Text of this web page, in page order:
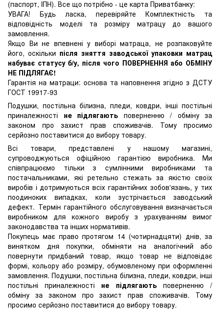
(паспорт, ІПН). Все що потрібно - це карта Приватбанку:
УВАГА! Будь ласка, перевіряйте Комплектність та
відповідність моделі та розміру матрацу до вашого
замовлення.
Якщо Ви не впевнені у виборі матраца, не розпаковуйте
його, оскільки після зняття заводської упаковки матрац
набуває статусу б/у, після чого ПОВЕРНЕННЯ або ОБМІНУ
НЕ ПІДЛЯГАЄ!
Гарантія на матраци: основа та наповнення згідно з ДСТУ
ГОСТ 19917-93
Подушки, постільна білизна, пледи, ковдри, інші постільні
приналежності не підлягають поверненню / обміну за
законом про захист прав споживачів. Тому просимо
серйозно поставитися до вибору товару.
Всі товари, представлені у нашому магазині,
супроводжуються офіційною гарантією виробника. Ми
співпрацюємо тільки з сумлінними виробниками та
постачальниками, які ретельно стежать за якістю своїх
виробів і дотримуються всіх гарантійних зобов'язань, у тих
поодиноких випадках, коли зустрічається заводський
дефект. Термін гарантійного обслуговування визначається
виробником для кожного виробу з урахуванням вимог
законодавства та інших нормативів.
Покупець має право протягом 14 (чотирнадцяти) днів, за
винятком дня покупки, обміняти на аналогічний або
повернути придбаний товар, якщо товар не відповідає
формі, кольору або розміру, обумовленому при оформленні
замовлення. Подушки, постільна білизна, пледи, ковдри, інші
постільні приналежності не підлягаютьповерненню /
обміну за законом про захист прав споживачів. Тому
просимо серйозно поставитися до вибору товару.